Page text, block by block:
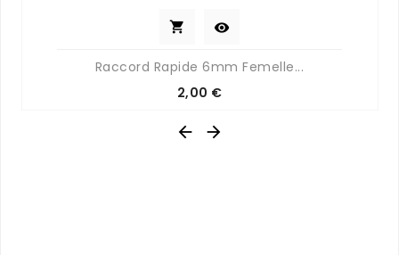
 
Raccord Rapide 6mm Femelle...
Prix
2,00 €
 